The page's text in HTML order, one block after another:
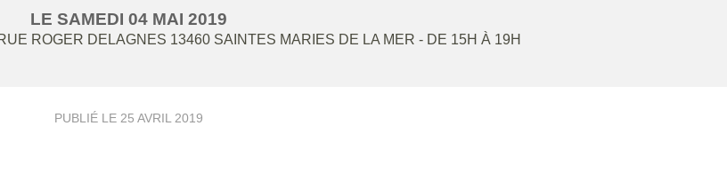
LE SAMEDI 04 MAI 2019
ROGER DELAGNES 13460 SAINTES MARIES DE LA MER - DE 15H À 19H
PUBLIÉ LE 25 AVRIL 2019